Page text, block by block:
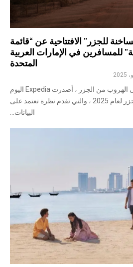
للجزر” الافتتاحية عن “قائمة
للمسافرين في الإمارات العربية
المتحدة
مع تكثيف الطلب العالمي على الهروب من الجزر ، أصدرت Expedia اليوم
أول قائمة ساخنة للجزر لعام 2025 ، والتي تقدم نظرة تعتمد على
البيانات...